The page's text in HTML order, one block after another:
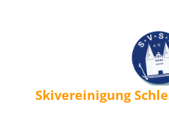
Skivereinigung